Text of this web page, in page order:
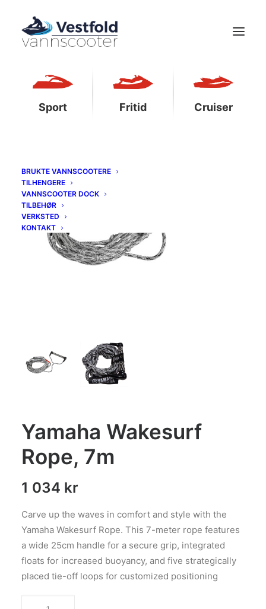
Sport Fritid Cruiser
BRUKTE VANNSCOOTERE
TILHENGERE
VANNSCOOTER DOCK
TILBEHØR
VERKSTED
KONTAKT
Yamaha Wakesurf
Rope, 7m
1 034 kr
Carve up the waves in comfort and style with the
Yamaha Wakesurf Rope. This 7-meter rope features
a wide 25cm handle for a secure grip, integrated
floats for increased buoyancy, and five strategically
placed tie-off loops for customized positioning